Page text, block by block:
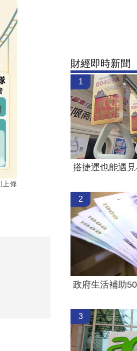
修
財經即時新聞
1
搭捷運也能遇見
2
3